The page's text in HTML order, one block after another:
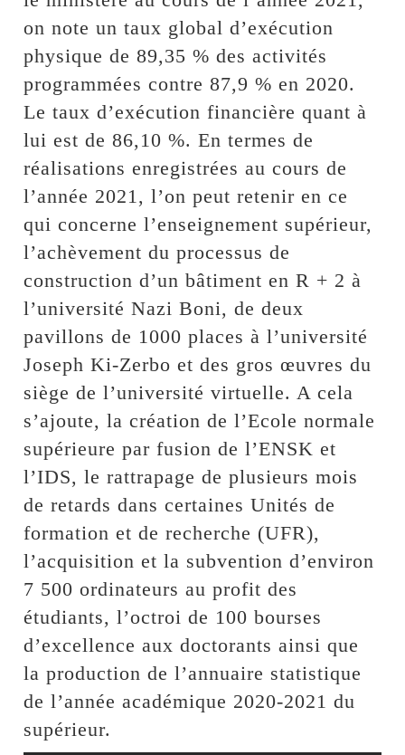
on note un taux global d’exécution
physique de 89,35 % des activités
programmées contre 87,9 % en 2020.
Le taux d’exécution financière quant à
lui est de 86,10 %. En termes de
réalisations enregistrées au cours de
l’année 2021, l’on peut retenir en ce
qui concerne l’enseignement supérieur,
l’achèvement du processus de
construction d’un bâtiment en R + 2 à
l’université Nazi Boni, de deux
pavillons de 1000 places à l’université
Joseph Ki-Zerbo et des gros œuvres du
siège de l’université virtuelle. A cela
s’ajoute, la création de l’Ecole normale
supérieure par fusion de l’ENSK et
l’IDS, le rattrapage de plusieurs mois
de retards dans certaines Unités de
formation et de recherche (UFR),
l’acquisition et la subvention d’environ
7 500 ordinateurs au profit des
étudiants, l’octroi de 100 bourses
d’excellence aux doctorants ainsi que
la production de l’annuaire statistique
de l’année académique 2020-2021 du
supérieur.